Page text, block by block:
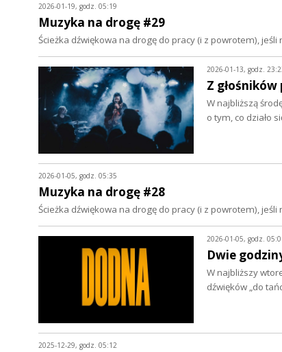
2026-01-19, godz. 05:19
Muzyka na drogę #29
Ścieżka dźwiękowa na drogę do pracy (i z powrotem),
2026-01-13, godz.
Z
W najbliższą
o tym, co działo
2026-01-05, godz. 05:35
Muzyka na drogę #28
Ścieżka dźwiękowa na drogę do pracy (i z powrotem),
2026-01-05, godz.
Dwie
W najbliższy
dźwięków „do
2025-12-29, godz. 05:12